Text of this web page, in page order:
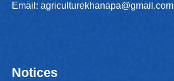
Email: agriculturekhanapa@gmail.com
Notices